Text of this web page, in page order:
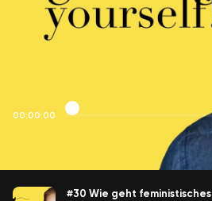
00:00:00
#30 Wie geht